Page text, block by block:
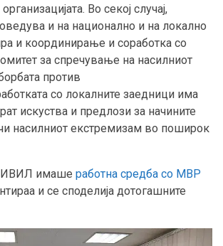
Во секој случај,
и на национално и на локално
и координирање и соработка со
за спречување на насилниот
против
со локалните заедници има
искуства и предлози за начините
насилниот екстремизам во поширок
имаше работна средба со МВР
и се споделија дотогашните